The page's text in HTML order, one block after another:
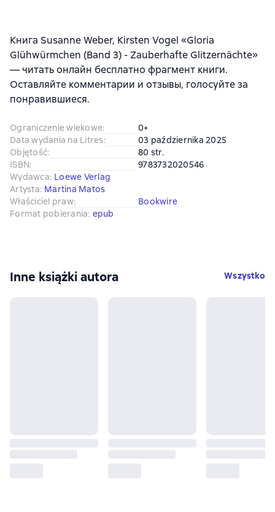
Книга Susanne Weber, Kirsten Vogel «Gloria
Glühwürmchen (Band 3) - Zauberhafte Glitzernächte»
— читать онлайн бесплатно фрагмент книги.
Оставляйте комментарии и отзывы, голосуйте за
понравившиеся.
Ograniczenie wiekowe:
0+
Data wydania na Litres:
03 października 2025
Objętość:
80 str.
ISBN:
9783732020546
Wydawca: Loewe Verlag
Artysta: Martina Matos
Właściciel praw:
Bookwire
Format pobierania: epub
Inne książki autora Wszystko